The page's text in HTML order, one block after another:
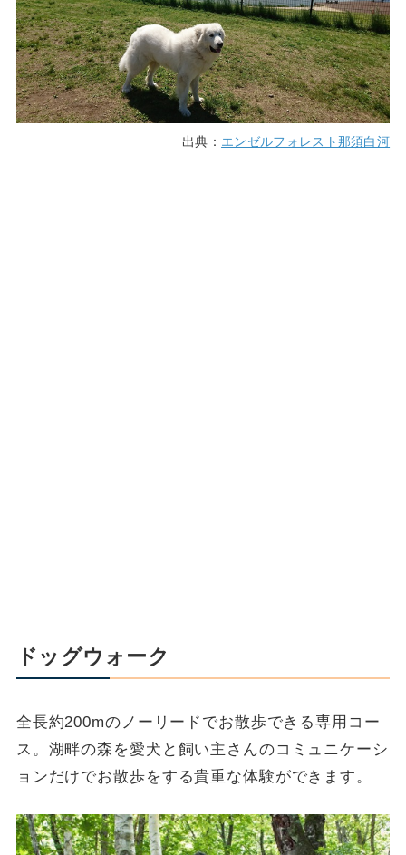
出典： エンゼルフォレスト那須白河
ドッグウォーク
全長約200mのノーリードでお散歩できる専用コー
ス。湖畔の森を愛犬と飼い主さんのコミュニケーシ
ョンだけでお散歩をする貴重な体験ができます。